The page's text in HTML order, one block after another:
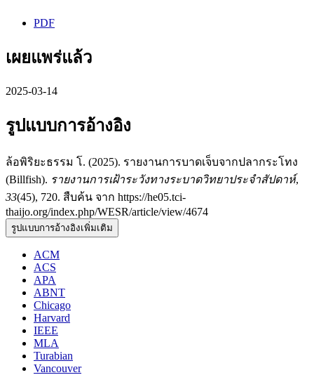
PDF
เผยแพร่แล้ว
2025-03-14
รูปแบบการอ้างอิง
ล้อพิริยะธรรม โ. (2025). รายงานการบาดเจ็บจากปลากระโทง
(Billfish). รายงานการเฝ้าระวังทางระบาดวิทยาประจำสัปดาห์,
33(45), 720. สืบค้น จาก https://he05.tci-
thaijo.org/index.php/WESR/article/view/4674
รูปแบบการอ้างอิงเพิ่มเติม
ACM
ACS
APA
ABNT
Chicago
Harvard
IEEE
MLA
Turabian
Vancouver